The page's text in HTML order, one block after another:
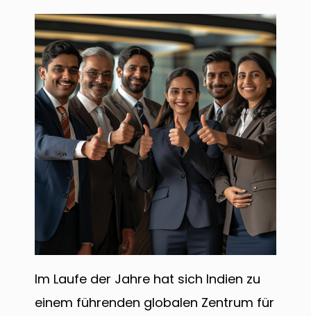
Im Laufe der Jahre hat sich Indien zu
einem führenden globalen Zentrum für